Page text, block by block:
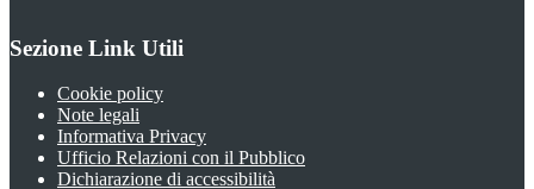
Sezione Link Utili
Cookie policy
Note legali
Informativa Privacy
Ufficio Relazioni con il Pubblico
Dichiarazione di accessibilità